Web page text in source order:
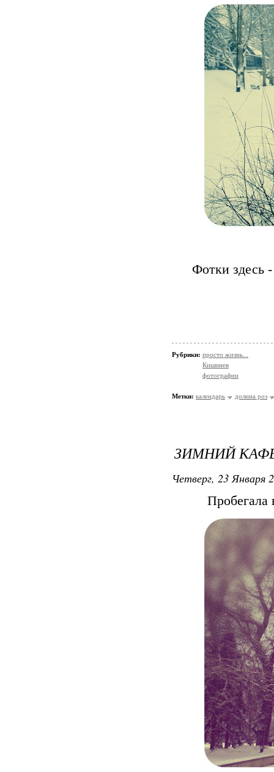
Фотки здесь
Рубрики: просто жизнь...
Кишинев
фотографии
Метки: календарь долина роз
ЗИМНИЙ
Четверг, 23 Января
Пробегала